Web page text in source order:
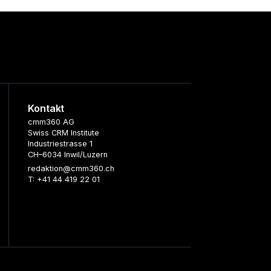
Kontakt
cmm360 AG
Swiss CRM Institute
Industriestrasse 1
CH–6034 Inwil/Luzern
redaktion@cmm360.ch
T: +41 44 419 22 01